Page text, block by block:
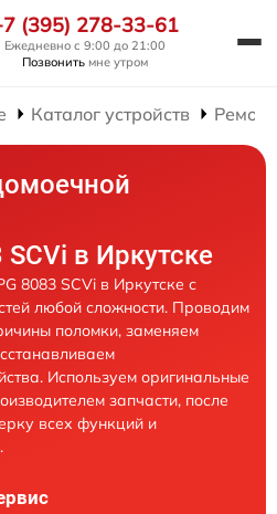
(395) 278-33-61
Ежедневно с 9:00 до 21:00
Позвонить мне утром
Каталог устройств
в Иркутске
8083 SCVi в Иркутске с
любой сложности. Проводим
поломки, заменяем
Используем оригинальные
запчасти, после
всех функций и